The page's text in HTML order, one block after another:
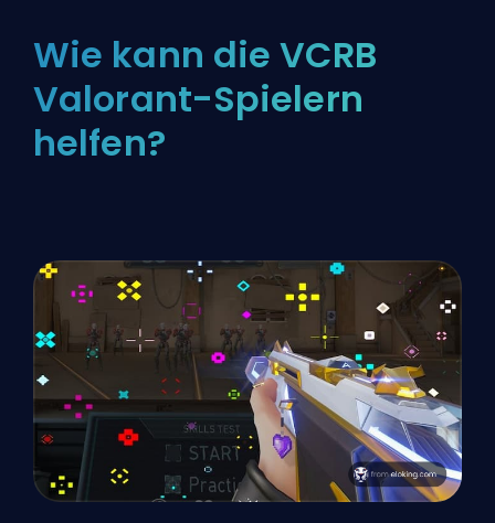
Wie kann die VCRB
Valorant-Spielern
helfen?